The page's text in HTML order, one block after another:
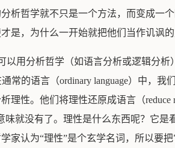
析哲学就不只是一个方法，而变成一
是，为什么一开始就把他们当作讥讽的
以用分析哲学（如语言分析或逻辑分
常的语言（ordinary language）中，
性。他们将理性还原成语言（reduce
味就没有了。理性是什么东西呢？它
家认为“理性”是个玄学名词，所以要把